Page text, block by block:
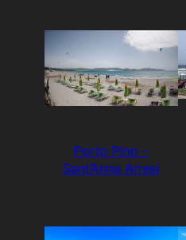
Porto Pino –
Sant’Anna Arresi